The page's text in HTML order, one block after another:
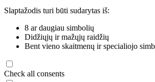
Slaptažodis turi būti sudarytas iš:
8 ar daugiau simbolių
Didžiųjų ir mažųjų raidžių
Bent vieno skaitmenų ir specialiojo
Check all consents